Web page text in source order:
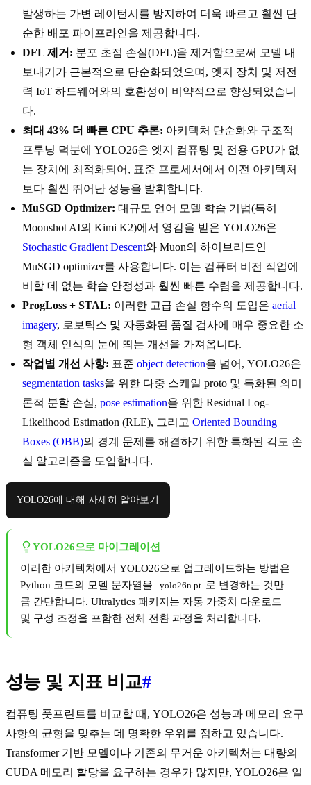
발생하는 가변 레이턴시를 방지하여 더욱 빠르고 훨씬 단
순한 배포 파이프라인을 제공합니다.
DFL 제거: 분포 초점 손실(DFL)을 제거함으로써 모델 내
보내기가 근본적으로 단순화되었으며, 엣지 장치 및 저전
력 IoT 하드웨어와의 호환성이 비약적으로 향상되었습니
다.
최대 43% 더 빠른 CPU 추론: 아키텍처 단순화와 구조적
프루닝 덕분에 YOLO26은 엣지 컴퓨팅 및 전용 GPU가 없
는 장치에 최적화되어, 표준 프로세서에서 이전 아키텍처
보다 훨씬 뛰어난 성능을 발휘합니다.
MuSGD Optimizer: 대규모 언어 모델 학습 기법(특히
Moonshot AI의 Kimi K2)에서 영감을 받은 YOLO26은
Stochastic Gradient Descent와 Muon의 하이브리드인
MuSGD optimizer를 사용합니다. 이는 컴퓨터 비전 작업에
비할 데 없는 학습 안정성과 훨씬 빠른 수렴을 제공합니다.
ProgLoss + STAL: 이러한 고급 손실 함수의 도입은 aerial
imagery, 로보틱스 및 자동화된 품질 검사에 매우 중요한 소
형 객체 인식의 눈에 띄는 개선을 가져옵니다.
작업별 개선 사항: 표준 object detection을 넘어, YOLO26은
segmentation tasks을 위한 다중 스케일 proto 및 특화된 의미
론적 분할 손실, pose estimation을 위한 Residual Log-
Likelihood Estimation (RLE), 그리고 Oriented Bounding
Boxes (OBB)의 경계 문제를 해결하기 위한 특화된 각도 손
실 알고리즘을 도입합니다.
YOLO26에 대해 자세히 알아보기
YOLO26으로 마이그레이션
이러한 아키텍처에서 YOLO26으로 업그레이드하는 방법은
Python 코드의 모델 문자열을
yolo26n.pt 로 변경하는 것만
큼 간단합니다. Ultralytics 패키지는 자동 가중치 다운로드
및 구성 조정을 포함한 전체 전환 과정을 처리합니다.
성능 및 지표 비교#
컴퓨팅 풋프린트를 비교할 때, YOLO26은 성능과 메모리 요구
사항의 균형을 맞추는 데 명확한 우위를 점하고 있습니다.
Transformer 기반 모델이나 기존의 무거운 아키텍처는 대량의
CUDA 메모리 할당을 요구하는 경우가 많지만, YOLO26은 일